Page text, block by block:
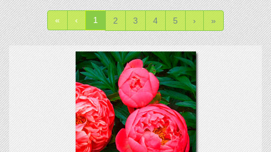
« ‹ 1 2 3 4 5 › »